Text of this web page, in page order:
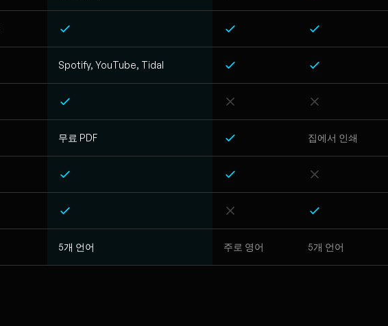
Spotify, YouTube, Tidal
무료 PDF 집에서 인쇄
5개 언어 주로 영어 5개 언어